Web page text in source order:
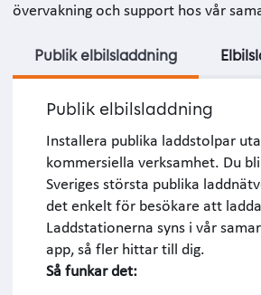
övervakning och support hos vår
Publik elbilsladdning
Publik elbilsladdning
Installera publika laddstolpar
kommersiella verksamhet. Du
Sveriges största publika
det enkelt för besökare att
Laddstationerna syns i vår
app, så fler hittar till dig.
Så funkar det: